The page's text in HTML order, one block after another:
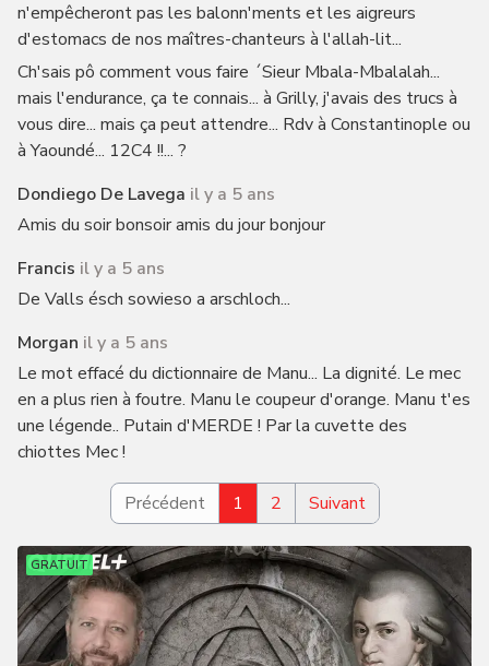
n'empêcheront pas les balonn'ments et les aigreurs
d'estomacs de nos maîtres-chanteurs à l'allah-lit...
Ch'sais pô comment vous faire ´Sieur Mbala-Mbalalah...
mais l'endurance, ça te connais... à Grilly, j'avais des trucs à
vous dire... mais ça peut attendre... Rdv à Constantinople ou
à Yaoundé... 12C4 !!... ?
Dondiego De Lavega il y a 5 ans
Amis du soir bonsoir amis du jour bonjour
Francis il y a 5 ans
De Valls ésch sowieso a arschloch...
Morgan il y a 5 ans
Le mot effacé du dictionnaire de Manu... La dignité. Le mec
en a plus rien à foutre. Manu le coupeur d'orange. Manu t'es
une légende.. Putain d'MERDE ! Par la cuvette des
chiottes Mec !
Précédent 1 2 Suivant
GRATUIT